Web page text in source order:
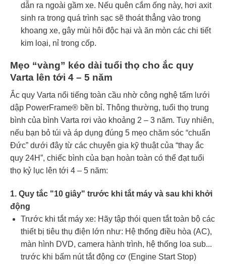
dẫn ra ngoài gầm xe. Nếu quên cắm ống này, hơi axit
sinh ra trong quá trình sạc sẽ thoát thẳng vào trong
khoang xe, gây mùi hôi độc hại và ăn mòn các chi tiết
kim loại, nỉ trong cốp.
Mẹo “vàng” kéo dài tuổi thọ cho ắc quy
Varta lên tới 4 – 5 năm
Ắc quy Varta nổi tiếng toàn cầu nhờ công nghệ tấm lưới
dập PowerFrame® bền bỉ. Thông thường, tuổi thọ trung
bình của bình Varta rơi vào khoảng 2 – 3 năm. Tuy nhiên,
nếu bạn bỏ túi và áp dụng đúng 5 mẹo chăm sóc “chuẩn
Đức” dưới đây từ các chuyên gia kỹ thuật của “thay ắc
quy 24H”, chiếc bình của bạn hoàn toàn có thể đạt tuổi
thọ kỷ lục lên tới 4 – 5 năm:
1. Quy tắc "10 giây" trước khi tắt máy và sau khi khởi
động
Trước khi tắt máy xe: Hãy tập thói quen tắt toàn bộ các
thiết bị tiêu thụ điện lớn như: Hệ thống điều hòa (AC),
màn hình DVD, camera hành trình, hệ thống loa sub...
trước khi bấm nút tắt động cơ (Engine Start Stop)